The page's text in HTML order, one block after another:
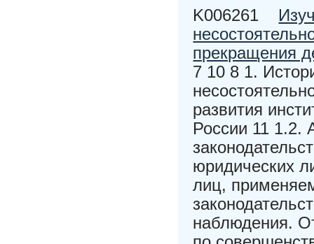
K006261
прекращения
7 10 8 1.
развития
России 11 1.2.
юридических
лиц,
наблюдения.